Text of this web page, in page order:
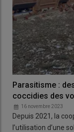
Parasitisme :
coccidies des
16 novembre 2023
Depuis 2021, la
l’utilisation d’une